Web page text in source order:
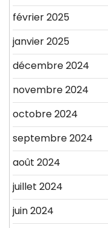
février 2025
janvier 2025
décembre 2024
novembre 2024
octobre 2024
septembre 2024
août 2024
juillet 2024
juin 2024